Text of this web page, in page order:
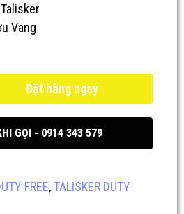
Talisker
Vang
Đặt hàng ngay
GỌI - 0914 343 579
FREE,TALISKER DUTY